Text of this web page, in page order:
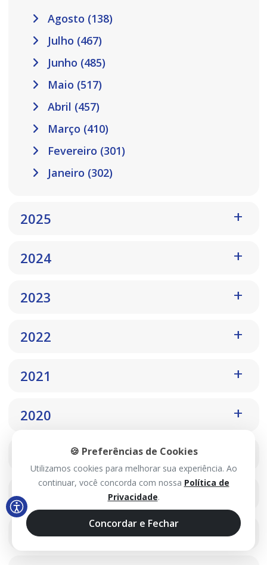
Agosto (138)
Julho (467)
Junho (485)
Maio (517)
Abril (457)
Março (410)
Fevereiro (301)
Janeiro (302)
2025
2024
2023
2022
2021
2020
2018
2017
🍪 Preferências de Cookies
Utilizamos cookies para melhorar sua experiência. Ao
continuar, você concorda com nossa Política de
Privacidade.
Concordar e Fechar